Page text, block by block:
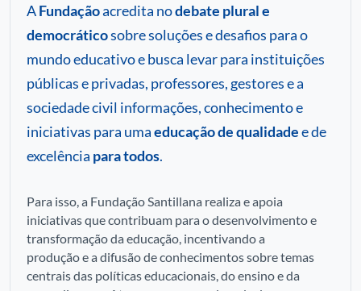
AFundaçãoacredita nodebate plural e
democráticosobre soluções e desafios para o
mundo educativo e busca levar para instituições
públicas e privadas, professores, gestores e a
sociedade civil informações, conhecimento e
iniciativas para umaeducação de qualidadee de
excelência para todos.
Para isso, a Fundação Santillana realiza e apoia
iniciativas que contribuam para o desenvolvimento e
transformação da educação, incentivando a
produção e a difusão de conhecimentos sobre temas
centrais das políticas educacionais, do ensino e da